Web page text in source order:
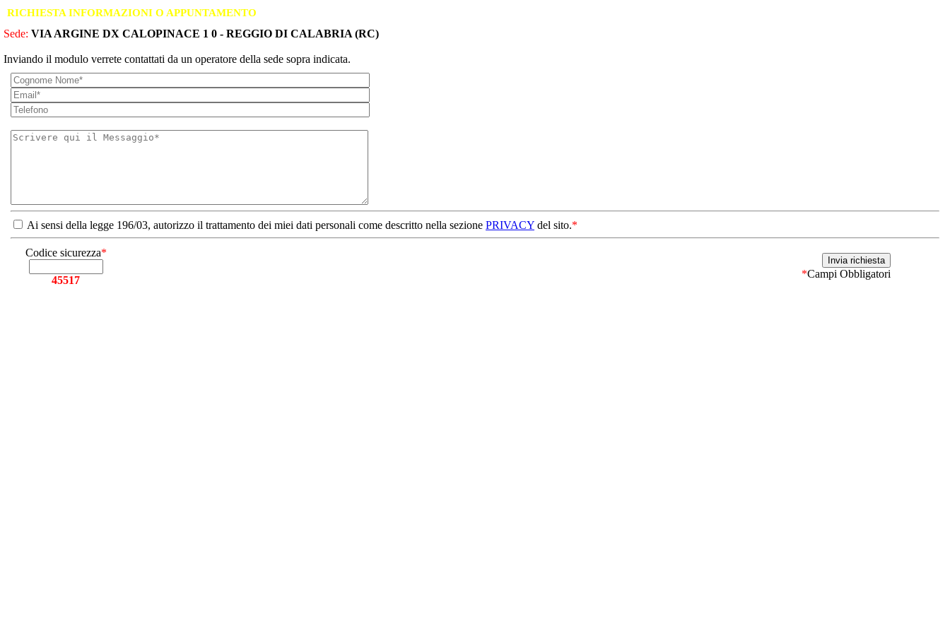
RICHIESTA INFORMAZIONI O APPUNTAMENTO
Sede: VIA ARGINE DX CALOPINACE 1 0 - REGGIO DI CALABRIA (RC)
Inviando il modulo verrete contattati da un operatore della sede sopra indicata.
Ai sensi della legge 196/03, autorizzo il trattamento dei miei dati personali come descritto nella sezione PRIVACY del sito.*
Codice sicurezza*
45517
*Campi Obbligatori